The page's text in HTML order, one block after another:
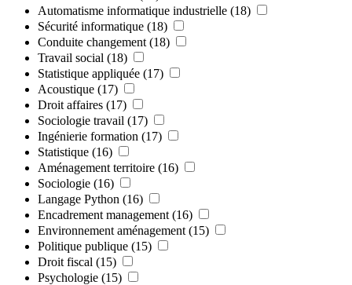
Automatisme informatique industrielle (18)
Sécurité informatique (18)
Conduite changement (18)
Travail social (18)
Statistique appliquée (17)
Acoustique (17)
Droit affaires (17)
Sociologie travail (17)
Ingénierie formation (17)
Statistique (16)
Aménagement territoire (16)
Sociologie (16)
Langage Python (16)
Encadrement management (16)
Environnement aménagement (15)
Politique publique (15)
Droit fiscal (15)
Psychologie (15)